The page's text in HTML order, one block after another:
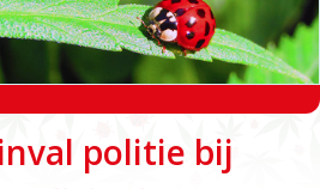
politie bij